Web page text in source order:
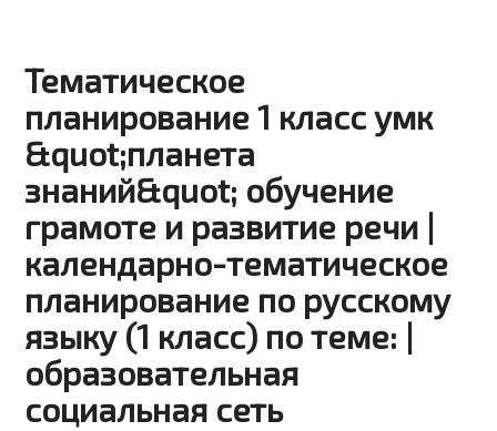
Тематическое
планирование 1 класс умк
&quot;планета
знаний&quot; обучение
грамоте и развитие речи |
календарно-тематическое
планирование по русскому
языку (1 класс) по теме: |
образовательная
социальная сеть